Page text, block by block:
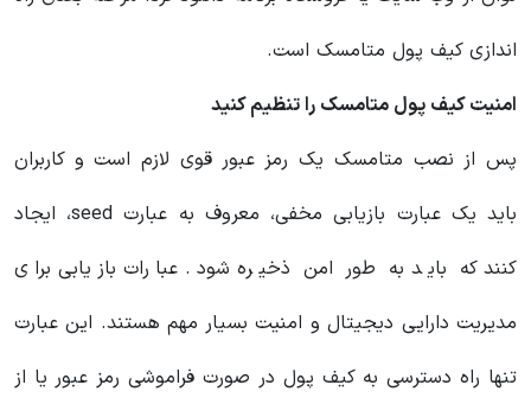
اندازی کیف پول متامسک است.
امنیت کیف پول متامسک را تنظیم کنید
پس از نصب متامسک یک رمز عبور قوی لازم است و کاربران
باید یک عبارت بازیابی مخفی، معروف به عبارت seed، ایجاد
کنند که باید به طور امن ذخیره شود. عبارات بازیابی برای
مدیریت دارایی دیجیتال و امنیت بسیار مهم هستند. این عبارت
تنها راه دسترسی به کیف پول در صورت فراموشی رمز عبور یا از